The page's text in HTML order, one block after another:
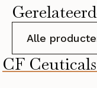
Alle
CF